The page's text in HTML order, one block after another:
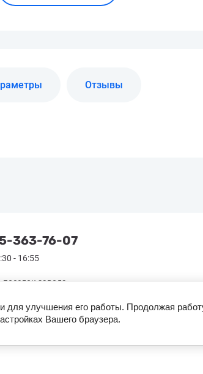
Отзывы
363-76-07
- 16:55
завода
для улучшения его работы. Продолжая
Вашего браузера.